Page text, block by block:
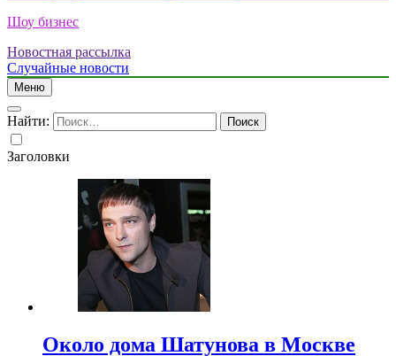
Шоу бизнес
Новостная рассылка
Случайные новости
Меню
Найти:
Заголовки
Около дома Шатунова в Москве